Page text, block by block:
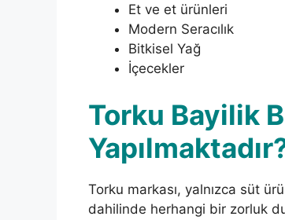
Et ve et ürünleri
Modern Seracılık
Bitkisel Yağ
İçecekler
Torku Bayilik
Torku markası, yalnızca süt
dahilinde herhangi bir zorluk